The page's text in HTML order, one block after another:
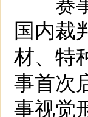
国内裁
材、特
事首次
事视觉